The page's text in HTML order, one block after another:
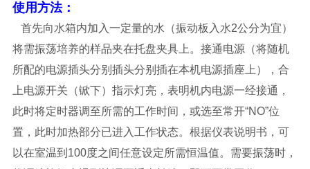
使用方法：
首先向水箱内加入一定量的水（振动板入水2公分为宜）
将需振荡培养的样品夹在托盘夹具上。接通电源（将随机
所配的电源插头分别插头分别插在本机电源插座上），合
上电源开关（锨下）指示灯亮，表明机内电源一经接通，
此时将定时器调至所需的工作时间，或选至常开“NO”位
置，此时加热部分已进入工作状态。根据仪表说明书，可
以在室温到100度之间任意设定所需恒温值。需要振荡时，